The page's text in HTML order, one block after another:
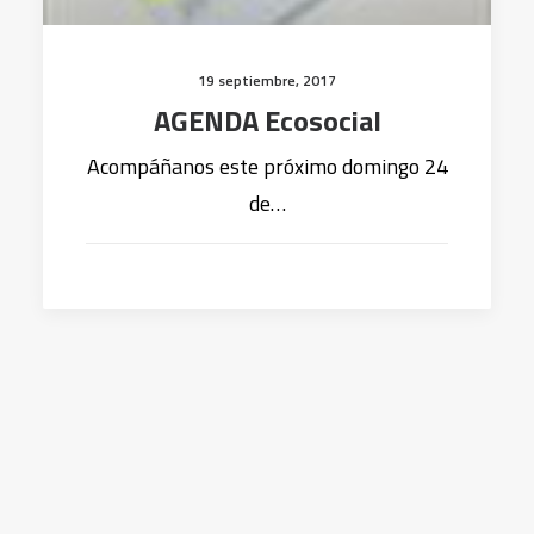
19 septiembre, 2017
AGENDA Ecosocial
Acompáñanos este próximo domingo 24
de…